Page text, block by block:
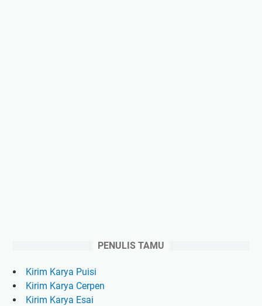
PENULIS TAMU
Kirim Karya Puisi
Kirim Karya Cerpen
Kirim Karya Esai